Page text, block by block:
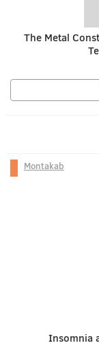
The Metal
Montakab
Insomnia